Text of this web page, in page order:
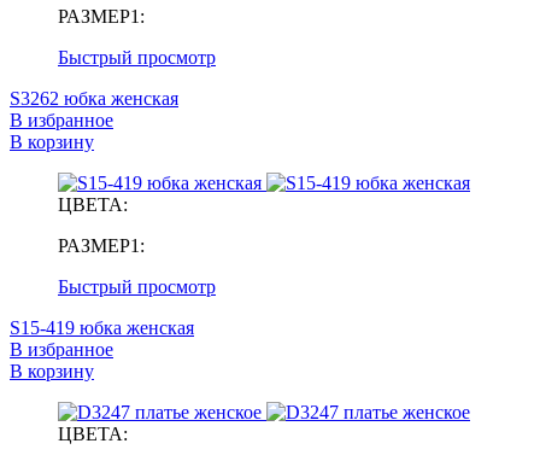
РАЗМЕР1:
Быстрый просмотр
S3262 юбка женская
В избранное
В корзину
ЦВЕТА:
РАЗМЕР1:
Быстрый просмотр
S15-419 юбка женская
В избранное
В корзину
ЦВЕТА: